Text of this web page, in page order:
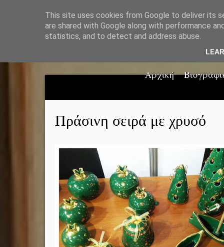
Αρχική
Πράσινη σειρά με χρυσό
This site uses cookies from Google to deliver its
are shared with Google along with performance
statistics, and to detect and address abuse.